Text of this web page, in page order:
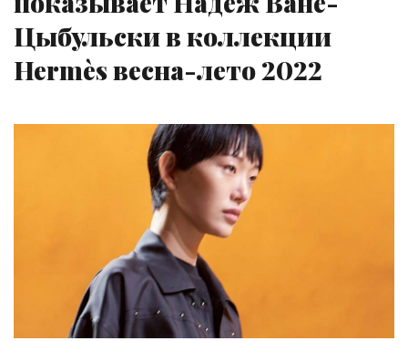
Цыбульски в коллекции
Hermès весна-лето 2022